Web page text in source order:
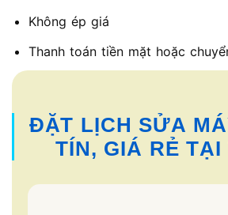
Không ép giá
Thanh toán tiền mặt hoặc
ĐẶT LỊCH SỬA
TÍN, GIÁ RẺ TẠI